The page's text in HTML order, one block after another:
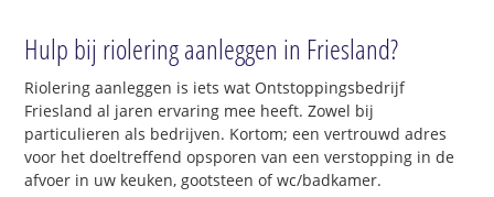
Hulp bij riolering aanleggen in Friesland?
Riolering aanleggen is iets wat Ontstoppingsbedrijf
Friesland al jaren ervaring mee heeft. Zowel bij
particulieren als bedrijven. Kortom; een vertrouwd adres
voor het doeltreffend opsporen van een verstopping in de
afvoer in uw keuken, gootsteen of wc/badkamer.